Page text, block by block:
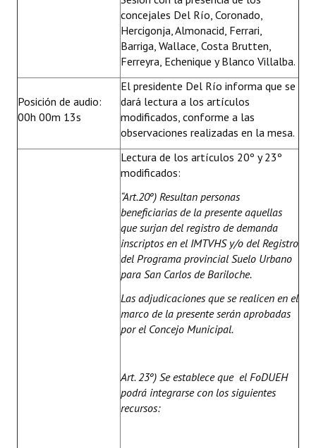
concejales Del Río, Coronado,
Hercigonja, Almonacid, Ferrari,
Barriga, Wallace, Costa Brutten,
Ferreyra, Echenique y Blanco Villalba.
Posición de audio:
00h 00m 13s
El presidente Del Río informa que se
dará lectura a los artículos
modificados, conforme a las
observaciones realizadas en la mesa.
Lectura de los artículos 20º y 23º
modificados:
“Art.20º) Resultan personas
beneficiarias de la presente aquellas
que surjan del registro de demanda
inscriptos en el IMTVHS y/o del Registro
del Programa provincial Suelo Urbano
para San Carlos de Bariloche.
Las adjudicaciones que se realicen en el
marco de la presente serán aprobadas
por el Concejo Municipal.
Art. 23º) Se establece que el FoDUEH
podrá integrarse con los siguientes
recursos: